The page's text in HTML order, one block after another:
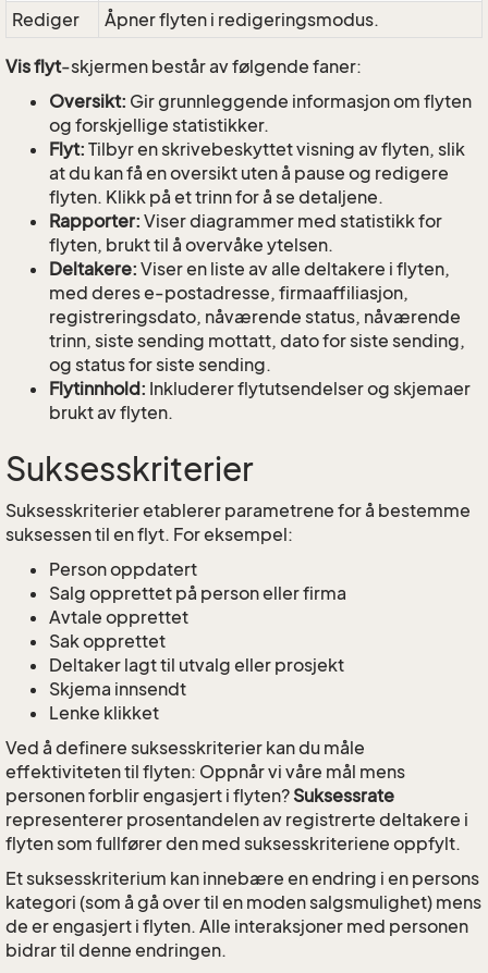
Rediger
Åpner flyten i redigeringsmodus.
Vis flyt-skjermen består av følgende faner:
Oversikt: Gir grunnleggende informasjon om flyten
og forskjellige statistikker.
Flyt: Tilbyr en skrivebeskyttet visning av flyten, slik
at du kan få en oversikt uten å pause og redigere
flyten. Klikk på et trinn for å se detaljene.
Rapporter: Viser diagrammer med statistikk for
flyten, brukt til å overvåke ytelsen.
Deltakere: Viser en liste av alle deltakere i flyten,
med deres e-postadresse, firmaaffiliasjon,
registreringsdato, nåværende status, nåværende
trinn, siste sending mottatt, dato for siste sending,
og status for siste sending.
Flytinnhold: Inkluderer flytutsendelser og skjemaer
brukt av flyten.
Suksesskriterier
Suksesskriterier etablerer parametrene for å bestemme
suksessen til en flyt. For eksempel:
Person oppdatert
Salg opprettet på person eller firma
Avtale opprettet
Sak opprettet
Deltaker lagt til utvalg eller prosjekt
Skjema innsendt
Lenke klikket
Ved å definere suksesskriterier kan du måle
effektiviteten til flyten: Oppnår vi våre mål mens
personen forblir engasjert i flyten? Suksessrate
representerer prosentandelen av registrerte deltakere i
flyten som fullfører den med suksesskriteriene oppfylt.
Et suksesskriterium kan innebære en endring i en persons
kategori (som å gå over til en moden salgsmulighet) mens
de er engasjert i flyten. Alle interaksjoner med personen
bidrar til denne endringen.